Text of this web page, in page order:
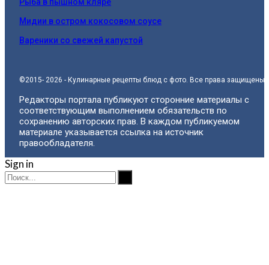
Мидии в остром кокосовом соусе
Вареники со свежей капустой
©2015- 2026 - Кулинарные рецепты блюд с фото. Все права защищены.
Редакторы портала публикуют сторонние материалы с
соответствующим выполнением обязательств по
сохранению авторских прав. В каждом публикуемом
материале указывается ссылка на источник
правообладателя.
Sign in